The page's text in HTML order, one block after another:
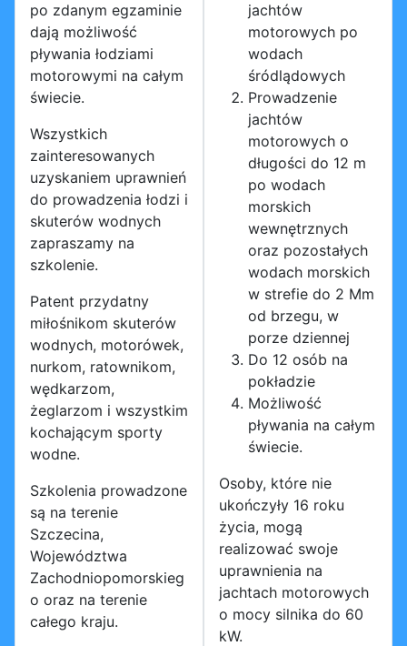
po zdanym egzaminie
dają możliwość
pływania łodziami
motorowymi na całym
świecie.
Wszystkich
zainteresowanych
uzyskaniem uprawnień
do prowadzenia łodzi i
skuterów wodnych
zapraszamy na
szkolenie.
Patent przydatny
miłośnikom skuterów
wodnych, motorówek,
nurkom, ratownikom,
wędkarzom,
żeglarzom i wszystkim
kochającym sporty
wodne.
Szkolenia prowadzone
są na terenie
Szczecina,
Województwa
Zachodniopomorskieg
o oraz na terenie
całego kraju.
jachtów
motorowych po
wodach
śródlądowych
Prowadzenie
jachtów
motorowych o
długości do 12 m
po wodach
morskich
wewnętrznych
oraz pozostałych
wodach morskich
w strefie do 2 Mm
od brzegu, w
porze dziennej
Do 12 osób na
pokładzie
Możliwość
pływania na całym
świecie.
Osoby, które nie
ukończyły 16 roku
życia, mogą
realizować swoje
uprawnienia na
jachtach motorowych
o mocy silnika do 60
kW.